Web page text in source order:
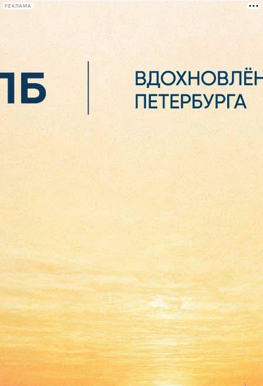
РЕКЛАМА
Сегодня: